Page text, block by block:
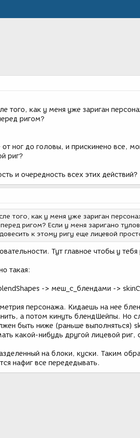
того, как у меня уже зариган
ригом?
ног до головы, и прискинено все,
риг?
и очередность всех этих действий?
того, как у меня уже зариган
ригом? Если у меня заригано
к этому ригу еще лицевой
Тут главное чтобы у
такая:
-> меш_с_блендами ->
персонажа. Кидаешь на нее
а потом кинуть блендШейпы. Но
быть ниже (раньше выполняться)
какой-нибудь другой лицевой риг,
на блоки, куски. Таким
нафиг все передедывать.